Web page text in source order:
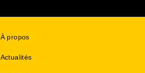
À propos
Actualités